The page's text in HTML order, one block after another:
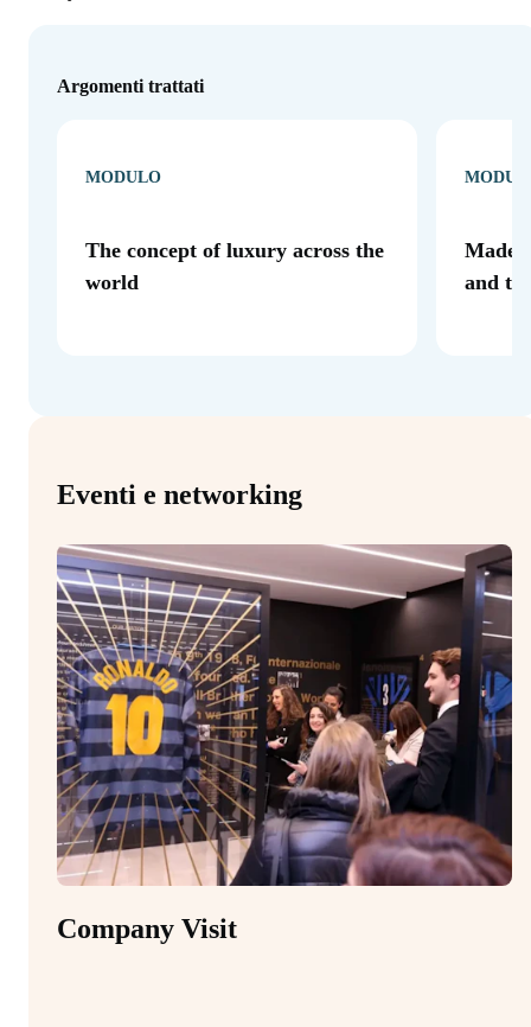
Argomenti trattati
MODULO
The concept of luxury across the
world
Made
and
Eventi e networking
Company Visit